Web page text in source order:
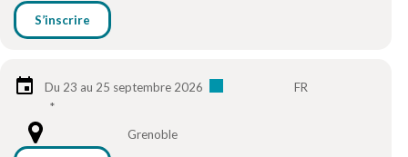
S’inscrire
Du 23 au 25 septembre 2026
*
FR
Grenoble